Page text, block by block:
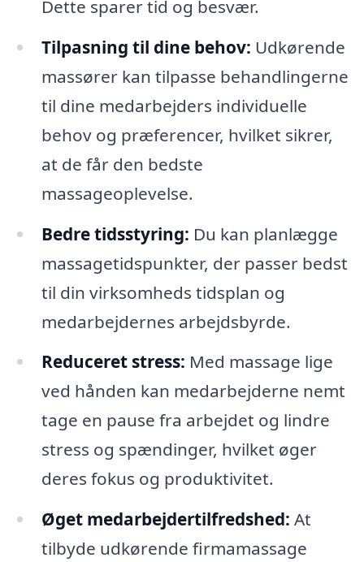
Dette sparer tid og besvær.
Tilpasning til dine behov: Udkørende
massører kan tilpasse behandlingerne
til dine medarbejders individuelle
behov og præferencer, hvilket sikrer,
at de får den bedste
massageoplevelse.
Bedre tidsstyring: Du kan planlægge
massagetidspunkter, der passer bedst
til din virksomheds tidsplan og
medarbejdernes arbejdsbyrde.
Reduceret stress: Med massage lige
ved hånden kan medarbejderne nemt
tage en pause fra arbejdet og lindre
stress og spændinger, hvilket øger
deres fokus og produktivitet.
Øget medarbejdertilfredshed: At
tilbyde udkørende firmamassage